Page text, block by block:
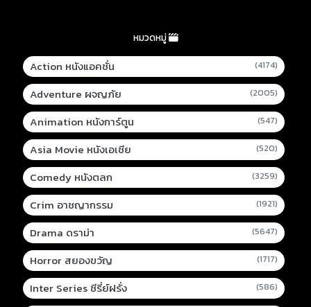
หมวดหมู่
Action หนังแอคชั่น (4174)
Adventure ผจญภัย (2005)
Animation หนังการ์ตูน (547)
Asia Movie หนังเอเชีย (520)
Comedy หนังตลก (3259)
Crim อาชญากรรม (1921)
Drama ดราม่า (5647)
Horror สยองขวัญ (1717)
Inter Series ซีรี่ย์ฝรั่ง (586)